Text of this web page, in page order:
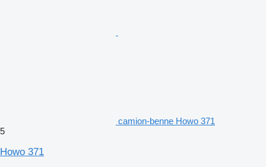
camion-benne Howo 371
5
Howo 371